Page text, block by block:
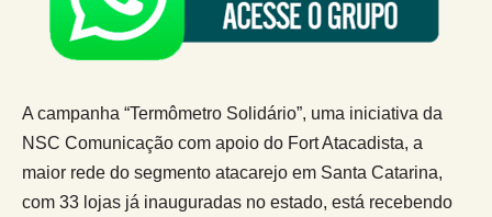
A campanha “Termômetro Solidário”, uma iniciativa da
NSC Comunicação com apoio do Fort Atacadista, a
maior rede do segmento atacarejo em Santa Catarina,
com 33 lojas já inauguradas no estado, está recebendo